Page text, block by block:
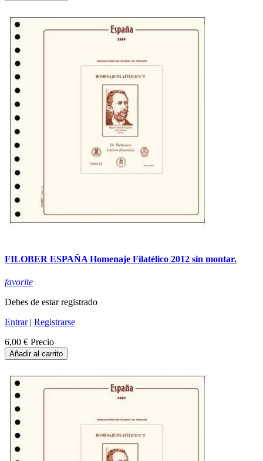
FILOBER ESPAÑA Homenaje Filatélico 2012 sin montar.
favorite
Debes de estar registrado
Entrar| Registrarse
6,00 € Precio
Añadir al carrito